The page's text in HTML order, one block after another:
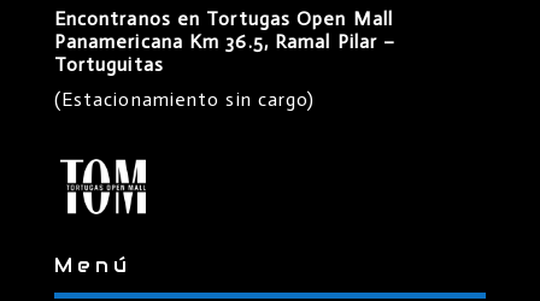
Encontranos en Tortugas Open Mall
Panamericana Km 36.5, Ramal Pilar –
Tortuguitas
(Estacionamiento sin cargo)
Menú